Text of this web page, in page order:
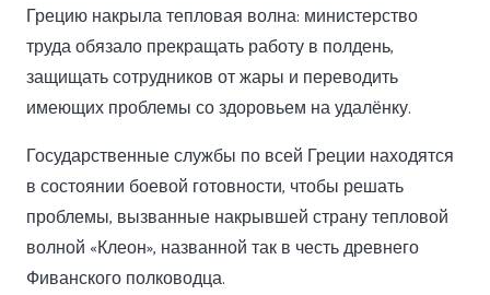
Грецию накрыла тепловая волна: министерство
труда обязало прекращать работу в полдень,
защищать сотрудников от жары и переводить
имеющих проблемы со здоровьем на удалёнку.
Государственные службы по всей Греции находятся
в состоянии боевой готовности, чтобы решать
проблемы, вызванные накрывшей страну тепловой
волной «Клеон», названной так в честь древнего
Фиванского полководца.